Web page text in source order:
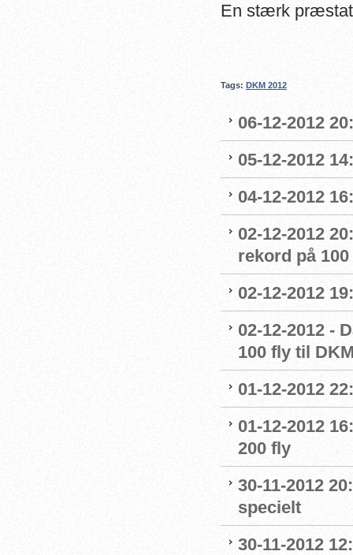
En stærk
Tags: DKM 2012
06-12-2012
05-12-2012
04-12-2012
02-12-2012
rekord på
02-12-2012
02-12-2012 -
100 fly til
01-12-2012
01-12-2012
200 fly
30-11-2012
specielt
30-11-2012